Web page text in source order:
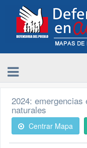
2024:
naturales
Centrar Mapa